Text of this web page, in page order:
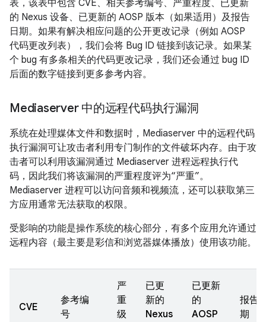
表，该表中包含 CVE、相关参考编号、严重程度、已更新
的 Nexus 设备、已更新的 AOSP 版本（如果适用）及报告
日期。如果有解决相应问题的公开更改记录（例如 AOSP
代码更改列表），我们会将 Bug ID 链接到该记录。如果某
个 bug 有多条相关的代码更改记录，我们还会通过 bug ID
后面的数字链接到更多参考内容。
Mediaserver 中的远程代码执行漏洞
系统在处理媒体文件和数据时，Mediaserver 中的远程代码
执行漏洞可让攻击者利用专门制作的文件破坏内存。由于攻
击者可以利用该漏洞通过 Mediaserver 进程远程执行代
码，因此我们将该漏洞的严重程度评为“严重”。
Mediaserver 进程可以访问音频和视频流，还可以获取第三
方应用通常无法获取的权限。
受影响的功能是操作系统的核心部分，有多个应用允许通过
远程内容（最主要是彩信和浏览器媒体播放）使用该功能。
CVE
参考编
号
严
重
级
已更
新的
Nexus
已更新
的
AOSP
报告
期